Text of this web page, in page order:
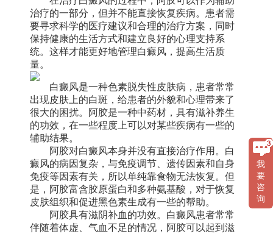
治疗的一部分，但并不能直接恢复疾病。患者需
要寻求科学的医疗建议和合理的治疗方案，同时
保持健康的生活方式和建立良好的心理支持系
统。这样才能更好地管理白癜风，提高生活质
量。
白癜风是一种色素脱失性皮肤病，患者常常
出现皮肤上的白斑，给患者的外貌和心理带来了
很大的困扰。阿胶是一种中药材，具有滋补养生
的功效，在一些程度上可以对某些疾病有一些的
辅助结果。
阿胶对白癜风本身并没有直接治疗作用。白
癜风的病因复杂，与免疫调节、遗传因素和自身
免疫等因素有关，所以单纯靠食物无法恢复。但
是，阿胶富含胶原蛋白和多种氨基酸，对于恢复
皮肤组织和促进黑色素生成有一些的帮助。
阿胶具有滋阴补血的功效。白癜风患者常常
伴随着体虚、气血不足的情况，阿胶可以起到滋
我
要
咨
询